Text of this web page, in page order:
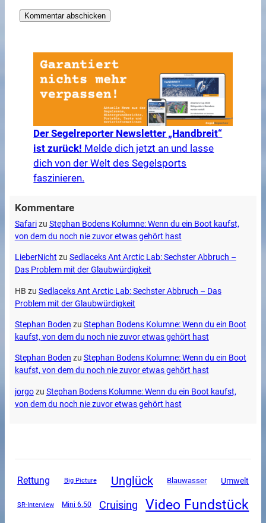
Der Segelreporter Newsletter „Handbreit“
ist zurück! Melde dich jetzt an und lasse
dich von der Welt des Segelsports
faszinieren.
Kommentare
Safarizu Stephan Bodens Kolumne: Wenn du ein Boot kaufst,
von dem du noch nie zuvor etwas gehört hast
LieberNicht zu Sedlaceks Ant Arctic Lab: Sechster Abbruch –
Das Problem mit der Glaubwürdigkeit
HB zu Sedlaceks Ant Arctic Lab: Sechster Abbruch – Das
Problem mit der Glaubwürdigkeit
Stephan Boden zu Stephan Bodens Kolumne: Wenn du ein Boot
kaufst, von dem du noch nie zuvor etwas gehört hast
Stephan Boden zu Stephan Bodens Kolumne: Wenn du ein Boot
kaufst, von dem du noch nie zuvor etwas gehört hast
jorgozu Stephan Bodens Kolumne: Wenn du ein Boot kaufst,
von dem du noch nie zuvor etwas gehört hast
Rettung Big Picture Unglück Blauwasser Umwelt
SR-Interview Mini 6.50 Cruising Video Fundstück